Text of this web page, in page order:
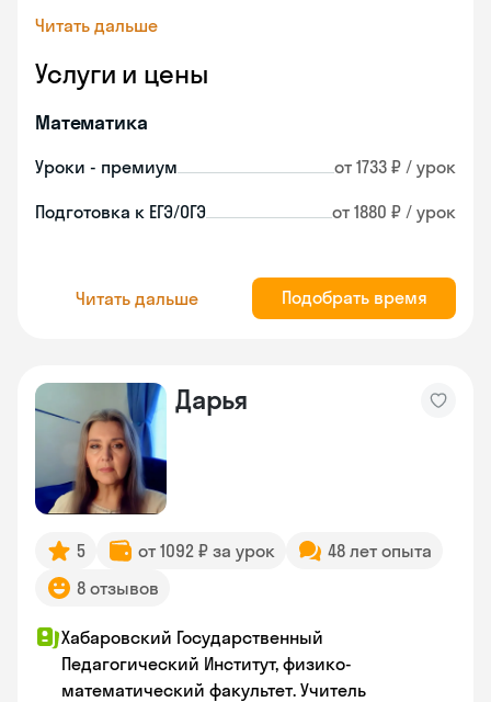
Читать дальше
Услуги и цены
Математика
Уроки - премиум от 1733 ₽ / урок
Подготовка к ЕГЭ/ОГЭ от 1880 ₽ / урок
Читать дальше Подобрать время
Дарья
5 от 1092 ₽ за урок
48 лет опыта
8 отзывов
Хабаровский Государственный
Педагогический Институт, физико-
математический факультет. Учитель